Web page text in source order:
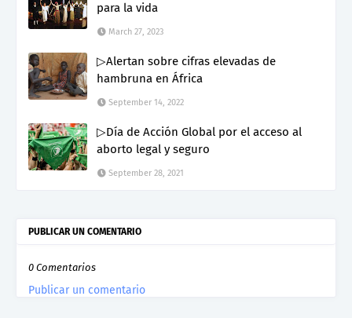
para la vida
March 27, 2023
▷Alertan sobre cifras elevadas de
hambruna en África
September 14, 2022
▷Día de Acción Global por el acceso al
aborto legal y seguro
September 28, 2021
PUBLICAR UN COMENTARIO
0 Comentarios
Publicar un comentario